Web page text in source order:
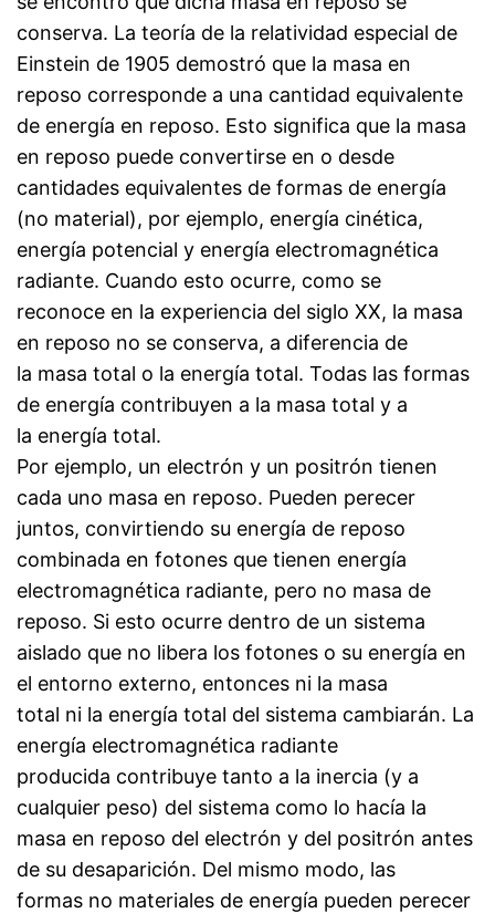
conserva. La teoría de la relatividad especial de
Einstein de 1905 demostró que la masa en
reposo corresponde a una cantidad equivalente
de energía en reposo. Esto significa que la masa
en reposo puede convertirse en o desde
cantidades equivalentes de formas de energía
(no material), por ejemplo, energía cinética,
energía potencial y energía electromagnética
radiante. Cuando esto ocurre, como se
reconoce en la experiencia del siglo XX, la masa
en reposo no se conserva, a diferencia de
la masa total o la energía total. Todas las formas
de energía contribuyen a la masa total y a
la energía total.
Por ejemplo, un electrón y un positrón tienen
cada uno masa en reposo. Pueden perecer
juntos, convirtiendo su energía de reposo
combinada en fotones que tienen energía
electromagnética radiante, pero no masa de
reposo. Si esto ocurre dentro de un sistema
aislado que no libera los fotones o su energía en
el entorno externo, entonces ni la masa
total ni la energía total del sistema cambiarán. La
energía electromagnética radiante
producida contribuye tanto a la inercia (y a
cualquier peso) del sistema como lo hacía la
masa en reposo del electrón y del positrón antes
de su desaparición. Del mismo modo, las
formas no materiales de energía pueden perecer